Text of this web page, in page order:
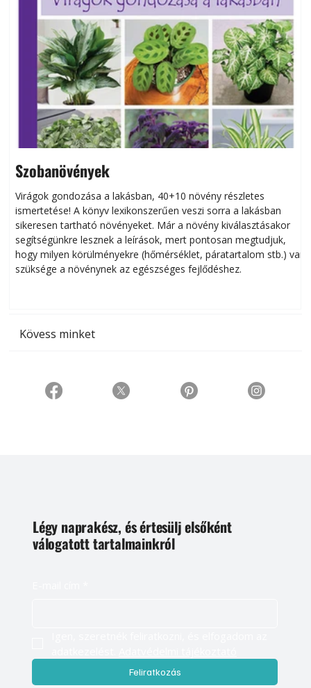
Szobanövények
Virágok gondozása a lakásban, 40+10 növény részletes
ismertetése! A könyv lexikonszerűen veszi sorra a lakásban
sikeresen tart­ha­tó növényeket. Már a növény kiválasztásakor
segítségünkre lesznek a leírások, mert pontosan megtudjuk,
hogy milyen körülményekre (hőmérséklet, páratartalom stb.) van
szüksége a növénynek az egészséges fejlődéshez.
Kövess minket
Légy naprakész, és értesülj elsőként
válogatott tartalmainkról
Feliratkozás